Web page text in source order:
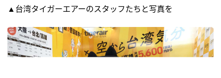
▲台湾タイガーエアーのスタッフたちと写真を